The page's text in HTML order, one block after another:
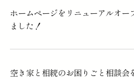
ホームページをリニューアルオー
ました！
空き家と相続のお困りごと相談会